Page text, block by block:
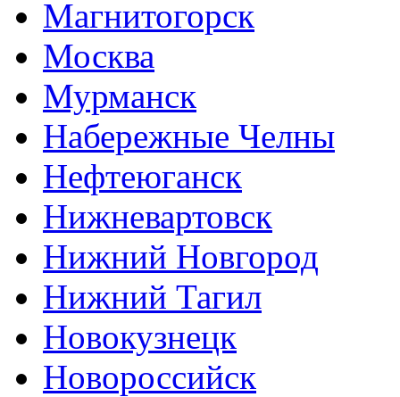
Магнитогорск
Москва
Мурманск
Набережные Челны
Нефтеюганск
Нижневартовск
Нижний Новгород
Нижний Тагил
Новокузнецк
Новороссийск